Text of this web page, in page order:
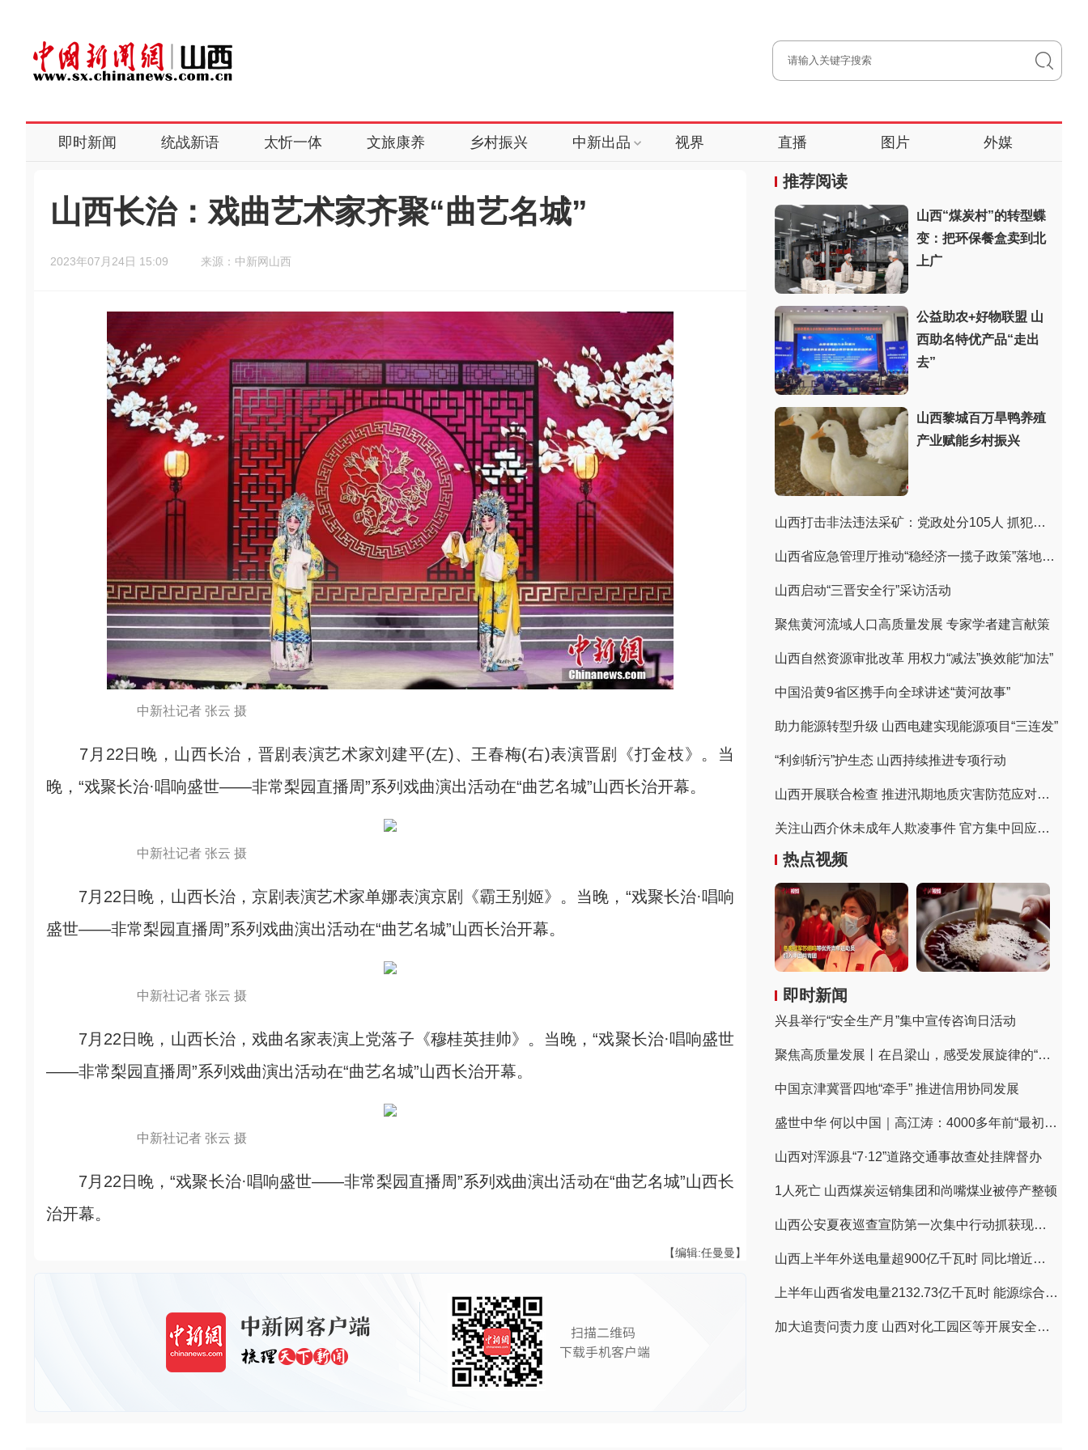
即时新闻 统战新语 太忻一体 文旅康养 乡村振兴 中新出品 视界 直播 图片 外媒
山西长治：戏曲艺术家齐聚“曲艺名城”
2023年07月24日 15:09 来源：中新网山西
中新社记者 张云 摄
7月22日晚，山西长治，晋剧表演艺术家刘建平(左)、王春梅(右)表演晋剧《打金枝》。当
晚，“戏聚长治·唱响盛世——非常梨园直播周”系列戏曲演出活动在“曲艺名城”山西长治开幕。
中新社记者 张云 摄
7月22日晚，山西长治，京剧表演艺术家单娜表演京剧《霸王别姬》。当晚，“戏聚长治·唱响
盛世——非常梨园直播周”系列戏曲演出活动在“曲艺名城”山西长治开幕。
中新社记者 张云 摄
7月22日晚，山西长治，戏曲名家表演上党落子《穆桂英挂帅》。当晚，“戏聚长治·唱响盛世
——非常梨园直播周”系列戏曲演出活动在“曲艺名城”山西长治开幕。
中新社记者 张云 摄
7月22日晚，“戏聚长治·唱响盛世——非常梨园直播周”系列戏曲演出活动在“曲艺名城”山西长
治开幕。
【编辑:任曼曼】
推荐阅读
山西“煤炭村”的转型蝶
变：把环保餐盒卖到北
上广
公益助农+好物联盟 山
西助名特优产品“走出
去”
山西黎城百万旱鸭养殖
产业赋能乡村振兴
山西打击非法违法采矿：党政处分105人 抓犯罪嫌疑人243人
山西省应急管理厅推动“稳经济一揽子政策”落地见效
山西启动“三晋安全行”采访活动
聚焦黄河流域人口高质量发展 专家学者建言献策
山西自然资源审批改革 用权力“减法”换效能“加法”
中国沿黄9省区携手向全球讲述“黄河故事”
助力能源转型升级 山西电建实现能源项目“三连发”
“利剑斩污”护生态 山西持续推进专项行动
山西开展联合检查 推进汛期地质灾害防范应对工作
关注山西介休未成年人欺凌事件 官方集中回应关切
热点视频
即时新闻
兴县举行“安全生产月”集中宣传咨询日活动
聚焦高质量发展丨在吕梁山，感受发展旋律的“变奏”
中国京津冀晋四地“牵手” 推进信用协同发展
盛世中华 何以中国｜高江涛：4000多年前“最初的中国”长什么模样？
山西对浑源县“7·12”道路交通事故查处挂牌督办
1人死亡 山西煤炭运销集团和尚嘴煤业被停产整顿
山西公安夏夜巡查宣防第一次集中行动抓获现行违法犯罪人员1023名
山西上半年外送电量超900亿千瓦时 同比增近两成
上半年山西省发电量2132.73亿千瓦时 能源综合利用水平提升
加大追责问责力度 山西对化工园区等开展安全整治